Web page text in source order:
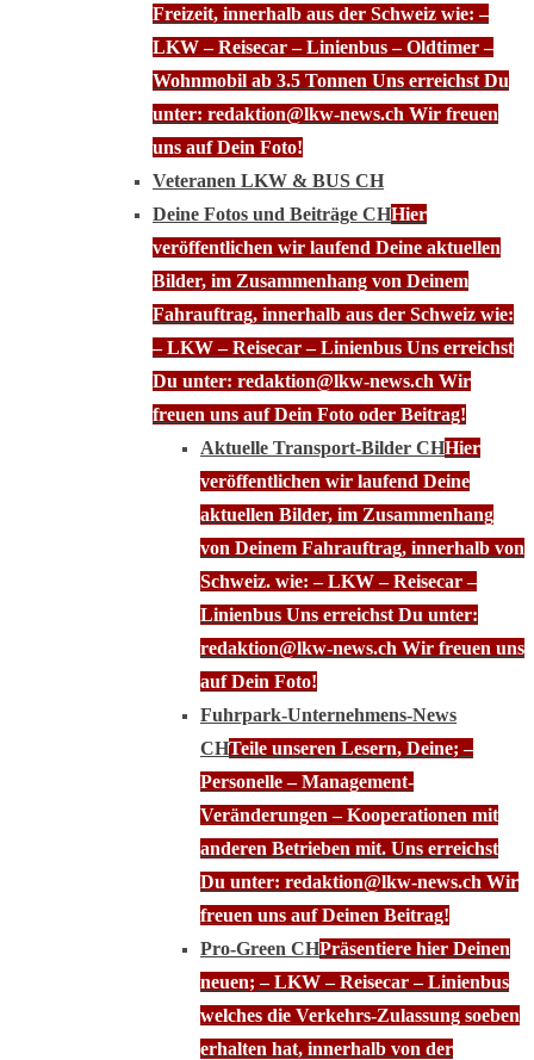
Freizeit, innerhalb aus der Schweiz wie: –
LKW – Reisecar – Linienbus – Oldtimer –
Wohnmobil ab 3.5 Tonnen Uns erreichst Du
unter: redaktion@lkw-news.ch Wir freuen
uns auf Dein Foto!
Veteranen LKW & BUS CH
Deine Fotos und Beiträge CHHier
veröffentlichen wir laufend Deine aktuellen
Bilder, im Zusammenhang von Deinem
Fahrauftrag, innerhalb aus der Schweiz wie:
– LKW – Reisecar – Linienbus Uns erreichst
Du unter: redaktion@lkw-news.ch Wir
freuen uns auf Dein Foto oder Beitrag!
Aktuelle Transport-Bilder CHHier
veröffentlichen wir laufend Deine
aktuellen Bilder, im Zusammenhang
von Deinem Fahrauftrag, innerhalb von
Schweiz. wie: – LKW – Reisecar –
Linienbus Uns erreichst Du unter:
redaktion@lkw-news.ch Wir freuen uns
auf Dein Foto!
Fuhrpark-Unternehmens-News
CHTeile unseren Lesern, Deine; –
Personelle – Management-
Veränderungen – Kooperationen mit
anderen Betrieben mit. Uns erreichst
Du unter: redaktion@lkw-news.ch Wir
freuen uns auf Deinen Beitrag!
Pro-Green CHPräsentiere hier Deinen
neuen; – LKW – Reisecar – Linienbus
welches die Verkehrs-Zulassung soeben
erhalten hat, innerhalb von der